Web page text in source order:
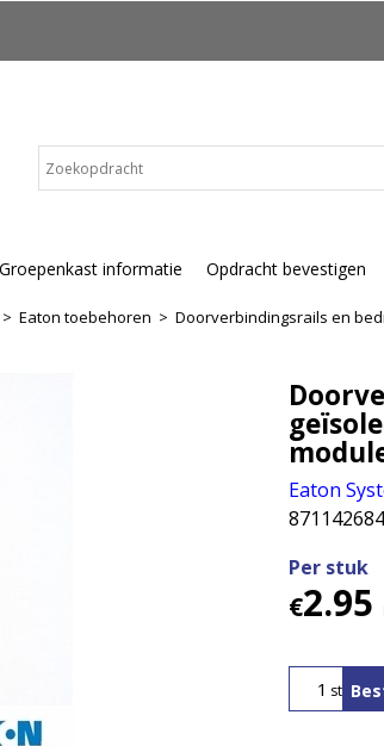
Groepenkast informatie Opdracht bevestigen
> Eaton toebehoren > Doorverbindingsrails en
Eaton
Per stuk
€2.95
st